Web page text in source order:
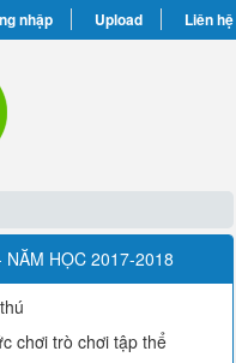
nhập Upload Liên hệ
HỌC 2017-2018
chơi trò chơi tập thể